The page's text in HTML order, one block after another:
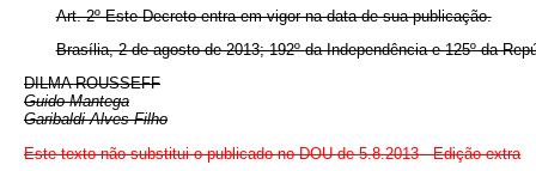
Art. 2º Este Decreto entra em vigor na data de sua publicação.
Brasília, 2 de agosto de 2013; 192º da Independência e 125º da
DILMA ROUSSEFF
Guido Mantega
Garibaldi Alves Filho
Este texto não substitui o publicado no DOU de 5.8.2013 - Edição extra